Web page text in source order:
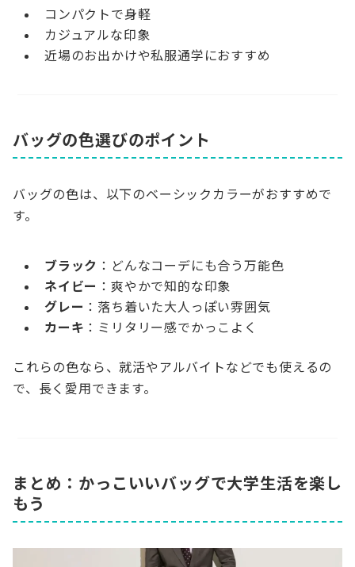
コンパクトで身軽
カジュアルな印象
近場のお出かけや私服通学におすすめ
バッグの色選びのポイント
バッグの色は、以下のベーシックカラーがおすすめで
す。
ブラック ：どんなコーデにも合う万能色
ネイビー ：爽やかで知的な印象
グレー ：落ち着いた大人っぽい雰囲気
カーキ ：ミリタリー感でかっこよく
これらの色なら、就活やアルバイトなどでも使えるの
で、長く愛用できます。
まとめ：かっこいいバッグで大学生活を楽し
もう